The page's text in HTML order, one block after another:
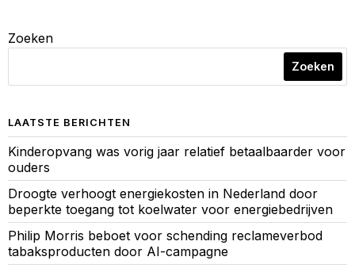
Zoeken
Zoeken
LAATSTE BERICHTEN
Kinderopvang was vorig jaar relatief betaalbaarder voor
ouders
Droogte verhoogt energiekosten in Nederland door
beperkte toegang tot koelwater voor energiebedrijven
Philip Morris beboet voor schending reclameverbod
tabaksproducten door AI-campagne